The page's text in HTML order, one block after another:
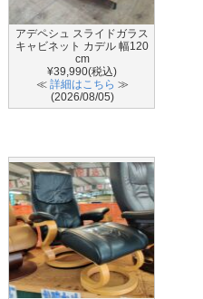
アデペシュ スライドガラス
キャビネット カデル 幅120
cm
¥39,990(税込)
≪ 詳細はこちら ≫
(2026/08/05)